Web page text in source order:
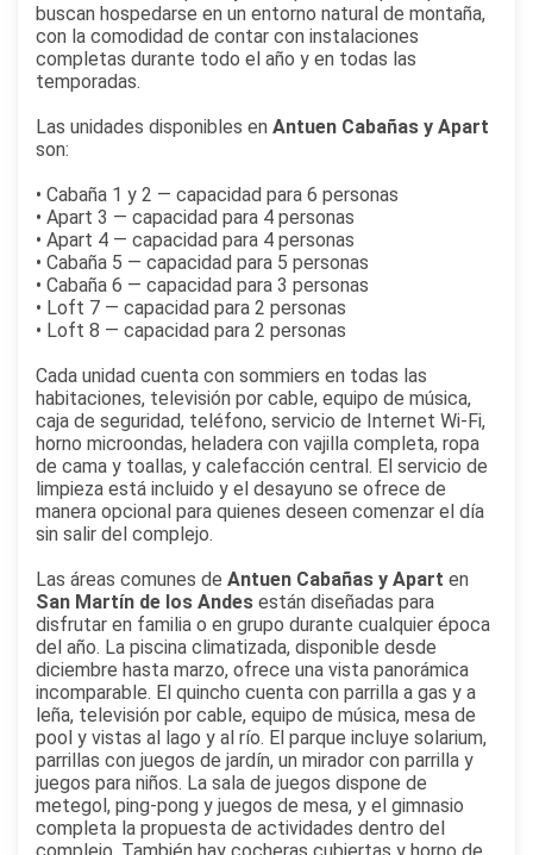
buscan hospedarse en un entorno natural de montaña,
con la comodidad de contar con instalaciones
completas durante todo el año y en todas las
temporadas.
Las unidades disponibles en Antuen Cabañas y Apart
son:
• Cabaña 1 y 2 — capacidad para 6 personas
• Apart 3 — capacidad para 4 personas
• Apart 4 — capacidad para 4 personas
• Cabaña 5 — capacidad para 5 personas
• Cabaña 6 — capacidad para 3 personas
• Loft 7 — capacidad para 2 personas
• Loft 8 — capacidad para 2 personas
Cada unidad cuenta con sommiers en todas las
habitaciones, televisión por cable, equipo de música,
caja de seguridad, teléfono, servicio de Internet Wi-Fi,
horno microondas, heladera con vajilla completa, ropa
de cama y toallas, y calefacción central. El servicio de
limpieza está incluido y el desayuno se ofrece de
manera opcional para quienes deseen comenzar el día
sin salir del complejo.
Las áreas comunes de Antuen Cabañas y Apart en
San Martín de los Andes están diseñadas para
disfrutar en familia o en grupo durante cualquier época
del año. La piscina climatizada, disponible desde
diciembre hasta marzo, ofrece una vista panorámica
incomparable. El quincho cuenta con parrilla a gas y a
leña, televisión por cable, equipo de música, mesa de
pool y vistas al lago y al río. El parque incluye solarium,
parrillas con juegos de jardín, un mirador con parrilla y
juegos para niños. La sala de juegos dispone de
metegol, ping-pong y juegos de mesa, y el gimnasio
completa la propuesta de actividades dentro del
complejo. También hay cocheras cubiertas y horno de